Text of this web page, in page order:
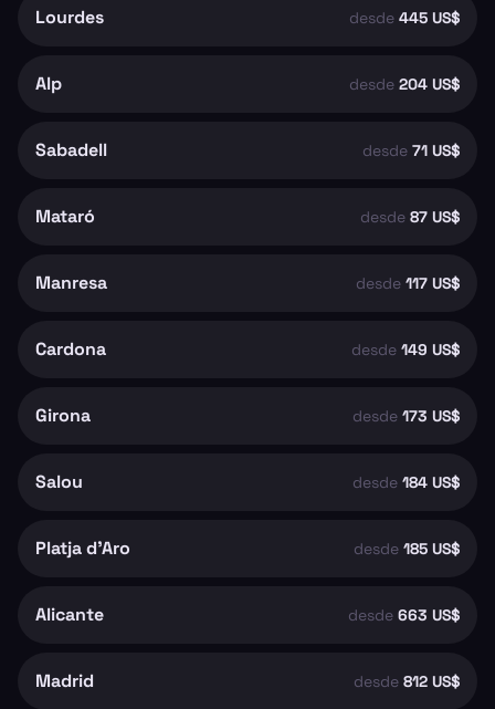
Lourdes desde 445 US$
Alp desde 204 US$
Sabadell desde 71 US$
Mataró desde 87 US$
Manresa desde 117 US$
Cardona desde 149 US$
Girona desde 173 US$
Salou desde 184 US$
Platja d'Aro desde 185 US$
Alicante desde 663 US$
Madrid desde 812 US$